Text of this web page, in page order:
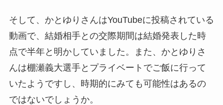
そして、かとゆりさんはYouTubeに投稿されている
動画で、結婚相手との交際期間は結婚発表した時
点で半年と明かしていました。また、かとゆりさ
んは棚瀬義大選手とプライベートでご飯に行って
いたようですし、時期的にみても可能性はあるの
ではないでしょうか。